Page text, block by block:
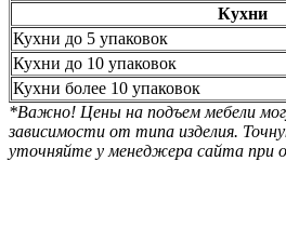
Кухни
Кухни до 5 упаковок
Кухни до 10 упаковок
Кухни более 10 упаковок
*Важно! Цены на подъем мебели
зависимости от типа изделия.
уточняйте у менеджера сайта при